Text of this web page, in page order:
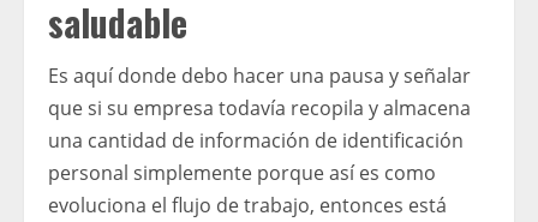
saludable
Es aquí donde debo hacer una pausa y señalar
que si su empresa todavía recopila y almacena
una cantidad de información de identificación
personal simplemente porque así es como
evoluciona el flujo de trabajo, entonces está